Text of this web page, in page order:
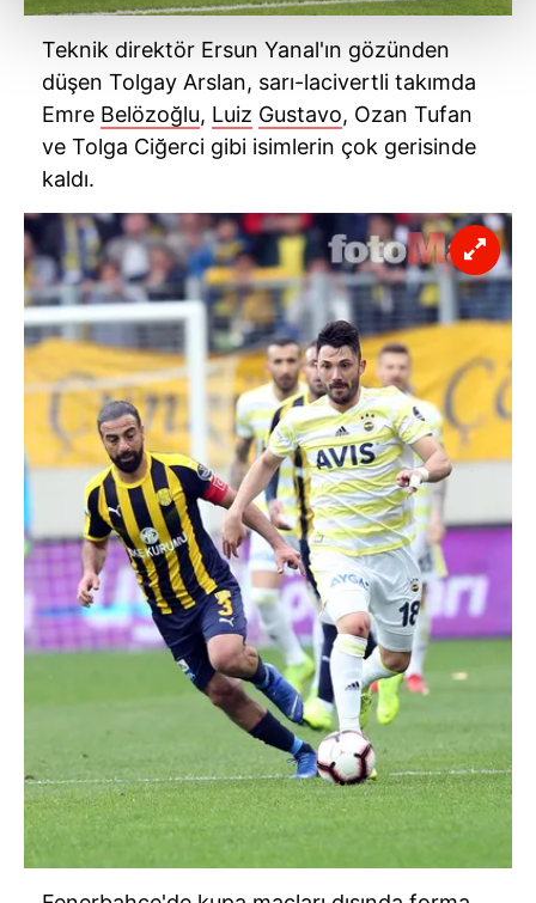
kalemimiz olduğunu sizlere hatırlatmak isteriz.
Her halükârda, kullanıcılar, bu çerezlere izin vermedikleri
takdirde, kullanıcılara hedefli reklamlar
gösterilmeyecektir."
Sizlere daha iyi bir hizmet sunabilmek için İnternet
Sitemizde kendimize ve üçüncü kişilere ait çerezler
kullanılmaktadır. Bu çerezler vasıtasıyla çeşitli kişisel
verileriniz işlenmekte olup gerekli olan çerezler bilgi
toplumu hizmetlerinin sunulması amacıyla
kullanılmaktadır. Diğer çerezler, sitemizin daha işlevsel
kılınması ve kişiselleştirilmesi ve sizlere yönelik
reklam/pazarlama faaliyetlerinin yapılması, amaçlarıyla
sınırlı olarak açık rızanız dahilinde kullanılacaktır.
Çerezlere ilişkin tercihlerinizi aşağıda yer alan panel
vasıtasıyla belirleyebilirsiniz. Çerezlere ilişkin detaylı bilgi
için Ayarlar butonuna tıklayabilir,Çerez Bilgilendirme
Metnimizi ziyaret edebilirsiniz.
6698 sayılı Kişisel Verilerin Korunması Kanunu uyarınca
hazırlanmış Aydınlatma Metnimizi okumak ve sitemizde
ilgili mevzuata uygun olarak kullanılan çerezlerle ilgili bilgi
almak için lütfentıklayınız.
Teknik direktör Ersun Yanal'ın gözünden
düşen Tolgay Arslan, sarı-lacivertli takımda
Emre Belözoğlu, Luiz Gustavo, Ozan Tufan
ve Tolga Ciğerci gibi isimlerin çok gerisinde
kaldı.